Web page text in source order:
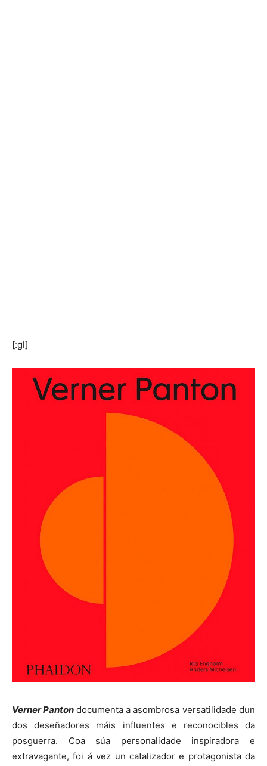
[:gl]
Verner Panton documenta a asombrosa versatilidade dun
dos deseñadores máis influentes e reconocibles da
posguerra. Coa súa personalidade inspiradora e
extravagante, foi á vez un catalizador e protagonista da